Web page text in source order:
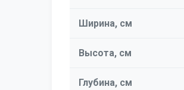
Ширина, см
Высота, см
Глубина, см